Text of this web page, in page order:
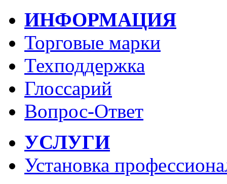
ИНФОРМАЦИЯ
Торговые марки
Техподдержка
Глоссарий
Вопрос-Ответ
УСЛУГИ
Установка